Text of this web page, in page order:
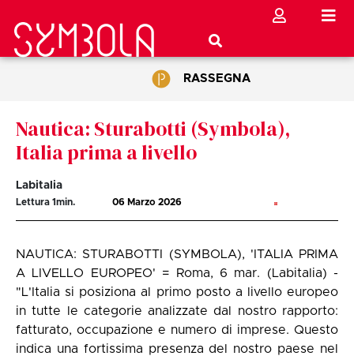
RASSEGNA
Nautica: Sturabotti (Symbola),
Italia prima a livello
Labitalia
Lettura 1min. 06 Marzo 2026
NAUTICA: STURABOTTI (SYMBOLA), 'ITALIA PRIMA
A LIVELLO EUROPEO' = Roma, 6 mar. (Labitalia) -
"L'Italia si posiziona al primo posto a livello europeo
in tutte le categorie analizzate dal nostro rapporto:
fatturato, occupazione e numero di imprese. Questo
indica una fortissima presenza del nostro paese nel